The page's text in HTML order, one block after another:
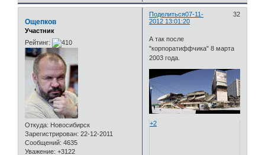
Поделиться 32
07-11-
2012 13:01:20
Ощепков
Участник
Рейтинг:
Откуда: Новосибирск
Зарегистрирован: 22-12-2011
Сообщений: 4635
Уважение: +3122
А так после
"корпоратиффчика" 8 марта
2003 года.
+2